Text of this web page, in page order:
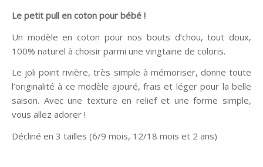
Le petit pull en coton pour bébé !
Un modèle en coton pour nos bouts d’chou, tout doux,
100% naturel à choisir parmi une vingtaine de coloris.
Le joli point rivière, très simple à mémoriser, donne toute
l’originalité à ce modèle ajouré, frais et léger pour la belle
saison. Avec une texture en relief et une forme simple,
vous allez adorer !
Décliné en 3 tailles (6/9 mois, 12/18 mois et 2 ans)